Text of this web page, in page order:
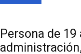
Persona de